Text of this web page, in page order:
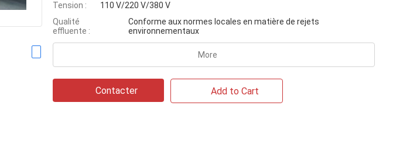
Tension :
110 V/220 V/380 V
Qualité
effluente :
Conforme aux normes locales en matière de rejets
environnementaux
More
Contacter Add to Cart